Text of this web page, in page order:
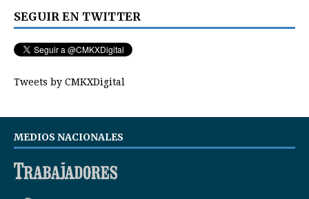
SEGUIR EN TWITTER
Tweets by CMKXDigital
MEDIOS NACIONALES